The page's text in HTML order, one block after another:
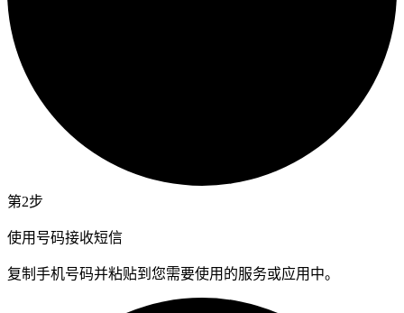
第2步
使用号码接收短信
复制手机号码并粘贴到您需要使用的服务或应用中。